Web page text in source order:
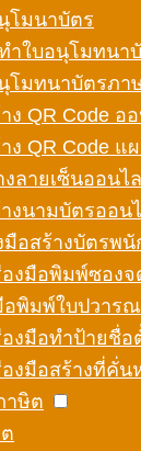
โมนาบัตร
ำใบอนุโมทนา
โมทนาบัตรภา
ง QR Code อ
ง QR Code
ลายเซ็นออนไ
งนามบัตรออน
มือสร้างบัตรพนั
งมือพิมพ์ซองจ
อพิมพ์ใบปวาร
งมือทำป้ายชื่อ
งมือสร้างที่คั่น
าษิต